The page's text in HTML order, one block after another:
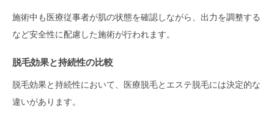
施術中も医療従事者が肌の状態を確認しながら、出力を調整する
など安全性に配慮した施術が行われます。
脱毛効果と持続性の比較
脱毛効果と持続性において、医療脱毛とエステ脱毛には決定的な
違いがあります。